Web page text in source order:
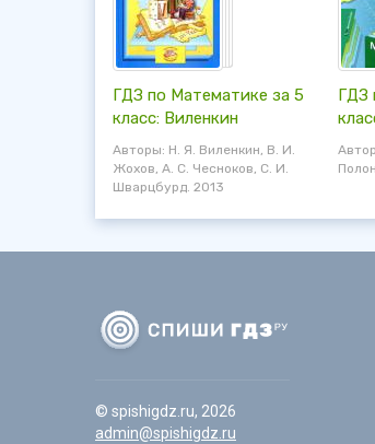
ГДЗ по Математике за 5
класс: Виленкин
Авторы: Н. Я. Виленкин, В. И.
Жохов, А. С. Чесноков, С. И.
Шварцбурд. 2013
ГДЗ
© spishigdz.ru, 2026
admin@spishigdz.ru